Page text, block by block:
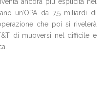
un’OPA da 7,5 miliardi di
che poi si rivelerà
di muoversi nel difficile e